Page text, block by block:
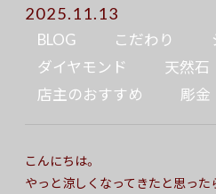
2025.11.13
BLOG こだわり
ダイヤモンド
天然石
店主のおすすめ
彫金
こんにちは。
やっと涼しくなってきたと思った